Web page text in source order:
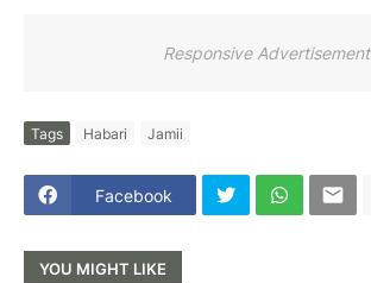
Responsive Advertisement
Tags Habari Jamii
Facebook
YOU MIGHT LIKE